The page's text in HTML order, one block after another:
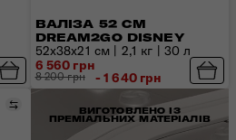
ВАЛІЗА 52 СМ
DREAM2GO DISNEY
52х38х21 см | 2,1 кг | 30 л
6 560 грн
8 200 грн - 1 640 грн
Порівняти
ВИГОТОВЛЕНО ІЗ
ПРЕМІАЛЬНИХ МАТЕРІАЛІВ